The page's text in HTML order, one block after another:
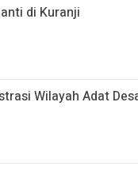
di Kuranji
Wilayah Adat